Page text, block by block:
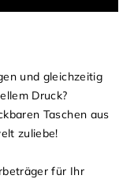
und gleichzeitig
Druck?
Taschen aus
zuliebe!
für Ihr